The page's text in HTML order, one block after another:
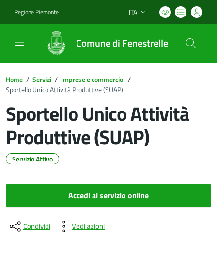
Regione Piemonte Lingua attiva:
ITA
Comune di Fenestrelle
Home / Servizi / Imprese e commercio /
Sportello Unico Attività Produttive (SUAP)
Sportello Unico Attività
Produttive (SUAP)
Servizio Attivo
Accedi al servizio online
Condividi Vedi azioni